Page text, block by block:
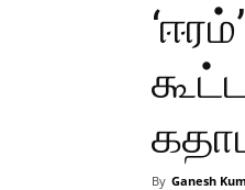
By Ganesh